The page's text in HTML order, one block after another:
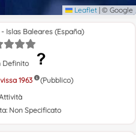
Leaflet | © Google
Islas Baleares (España)
Definito
1963
(Pubblico)
Non Specificato